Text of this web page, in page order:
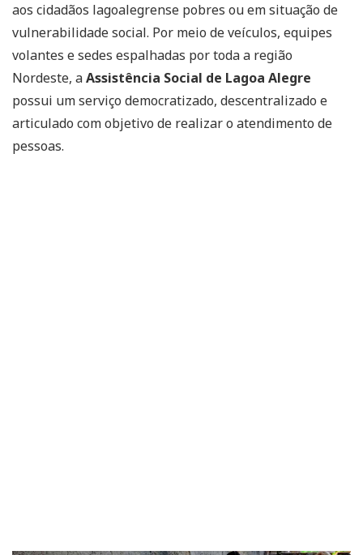
aos cidadãos lagoalegrense pobres ou em situação de
vulnerabilidade social. Por meio de veículos, equipes
volantes e sedes espalhadas por toda a região
Nordeste, aAssistência Social de Lagoa Alegre
possui um serviço democratizado, descentralizado e
articulado com objetivo de realizar o atendimento de
pessoas.